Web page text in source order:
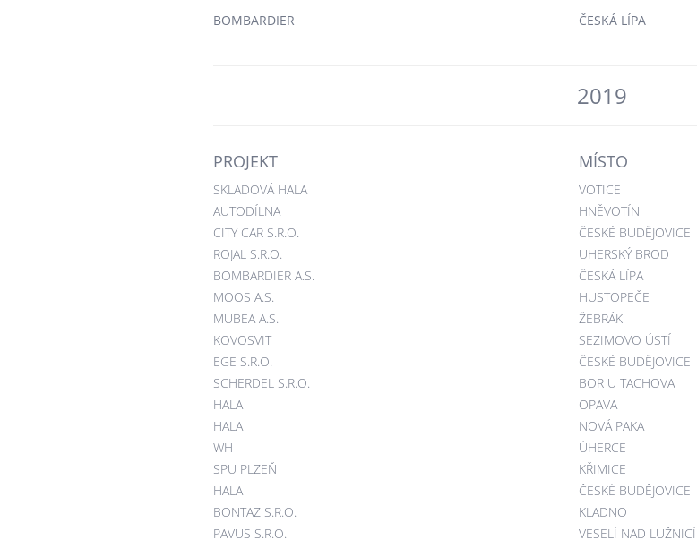
BOMBARDIER ČESKÁ LÍPA
2019
PROJEKT MÍSTO
SKLADOVÁ HALA VOTICE
AUTODÍLNA
HNĚVOTÍN
CITY CAR S.R.O.
ČESKÉ BUDĚJOVICE
ROJAL S.R.O.
UHERSKÝ BROD
BOMBARDIER A.S.
ČESKÁ LÍPA
MOOS A.S.
HUSTOPEČE
MUBEA A.S.
ŽEBRÁK
KOVOSVIT
SEZIMOVO ÚSTÍ
EGE S.R.O.
ČESKÉ BUDĚJOVICE
SCHERDEL S.R.O.
BOR U TACHOVA
HALA
OPAVA
HALA
NOVÁ PAKA
WH
ÚHERCE
SPU PLZEŇ
KŘIMICE
HALA
ČESKÉ BUDĚJOVICE
BONTAZ S.R.O.
KLADNO
PAVUS S.R.O.
VESELÍ NAD LUŽNICÍ